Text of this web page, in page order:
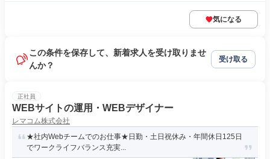
気になる
この条件を保存して、新着求人を受け取りませ
んか？
受け取る
正社員
WEBサイトの運用・WEBデザイナー
レマコム株式会社
★社内Webチームでのお仕事★日勤・土日祝休み・年間休日125日
でワークライフバランス充実...